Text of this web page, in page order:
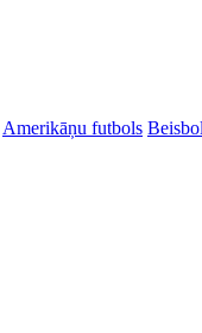
Amerikāņu futbols